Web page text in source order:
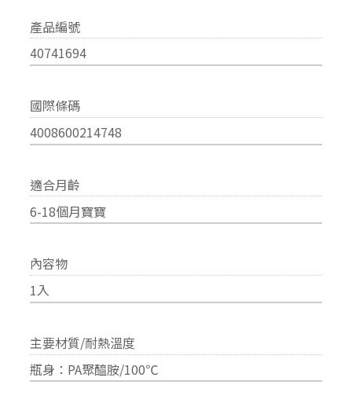
產品編號
40741694
國際條碼
4008600214748
適合月齡
6-18個月寶寶
內容物
1入
主要材質/耐熱溫度
瓶身：PA聚醯胺/100℃